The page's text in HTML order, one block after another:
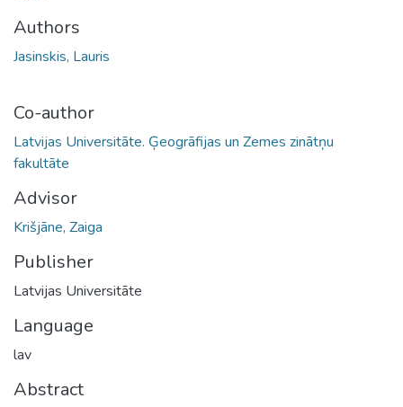
Authors
Jasinskis, Lauris
Co-author
Latvijas Universitāte. Ģeogrāfijas un Zemes zinātņu
fakultāte
Advisor
Krišjāne, Zaiga
Publisher
Latvijas Universitāte
Language
lav
Abstract